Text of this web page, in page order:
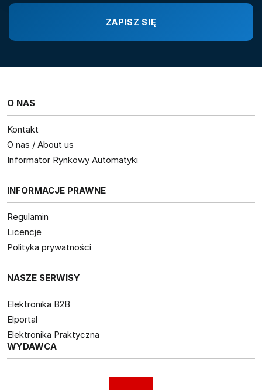
O NAS
Kontakt
O nas / About us
Informator Rynkowy Automatyki
INFORMACJE PRAWNE
Regulamin
Licencje
Polityka prywatności
NASZE SERWISY
Elektronika B2B
Elportal
Elektronika Praktyczna
WYDAWCA